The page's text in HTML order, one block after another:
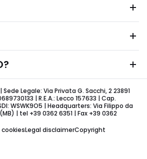
Legale: Via Privata G. Sacchi, 2 23891
| R.E.A.: Lecco 157633 | Cap.
WSWK9O5 | Headquarters: Via Filippo da
| tel +39 0362 6351 | Fax +39 0362
Legal disclaimerCopyright